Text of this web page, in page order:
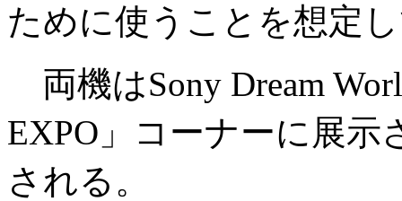
ために使うことを想定
両機はSony Dream
EXPO」コーナーに展
される。